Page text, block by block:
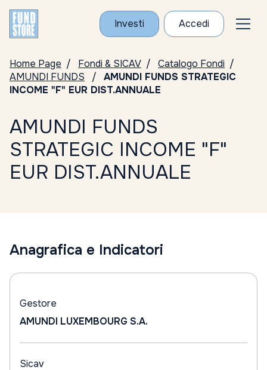
Investi Accedi
Home Page Fondi & SICAV
Catalogo Fondi
AMUNDI FUNDS
AMUNDI FUNDS STRATEGIC
INCOME "F" EUR DIST.ANNUALE
AMUNDI FUNDS
STRATEGIC INCOME "F"
EUR DIST.ANNUALE
Anagrafica e Indicatori
Gestore
AMUNDI LUXEMBOURG S.A.
Sicav